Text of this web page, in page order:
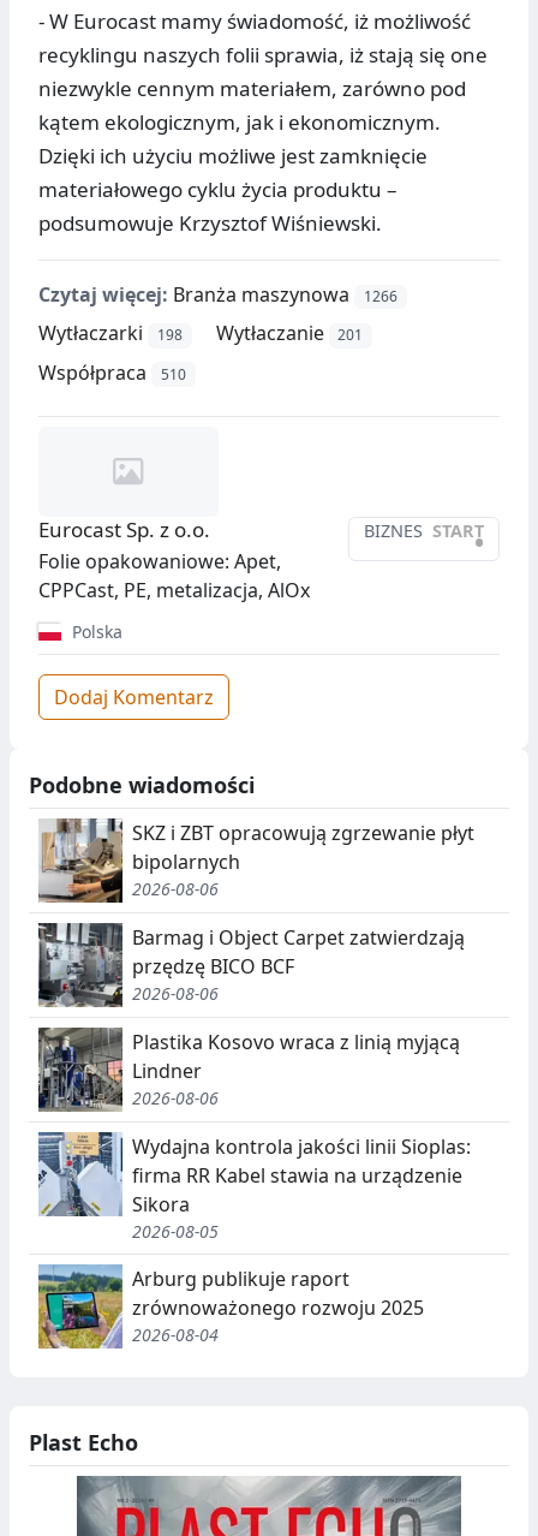
- W Eurocast mamy świadomość, iż możliwość
recyklingu naszych folii sprawia, iż stają się one
niezwykle cennym materiałem, zarówno pod
kątem ekologicznym, jak i ekonomicznym.
Dzięki ich użyciu możliwe jest zamknięcie
materiałowego cyklu życia produktu –
podsumowuje Krzysztof Wiśniewski.
Czytaj więcej: Branża maszynowa 1266
Wytłaczarki 198 Wytłaczanie 201
Współpraca 510
BIZNES START
•
Eurocast Sp. z o.o.
Folie opakowaniowe: Apet,
CPPCast, PE, metalizacja, AlOx
Polska
Dodaj Komentarz
Podobne wiadomości
SKZ i ZBT opracowują zgrzewanie płyt
bipolarnych
2026-08-06
Barmag i Object Carpet zatwierdzają
przędzę BICO BCF
2026-08-06
Plastika Kosovo wraca z linią myjącą
Lindner
2026-08-06
Wydajna kontrola jakości linii Sioplas:
firma RR Kabel stawia na urządzenie
Sikora
2026-08-05
Arburg publikuje raport
zrównoważonego rozwoju 2025
2026-08-04
Plast Echo